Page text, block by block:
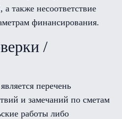
также несоответствие
финансирования.
/
перечень
и замечаний по сметам
работы либо